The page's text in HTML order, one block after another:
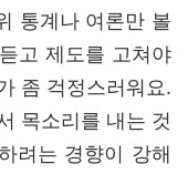
통계나 여론만 볼
고 제도를 고쳐야
좀 걱정스러워요.
목소리를 내는 것
려는 경향이 강해